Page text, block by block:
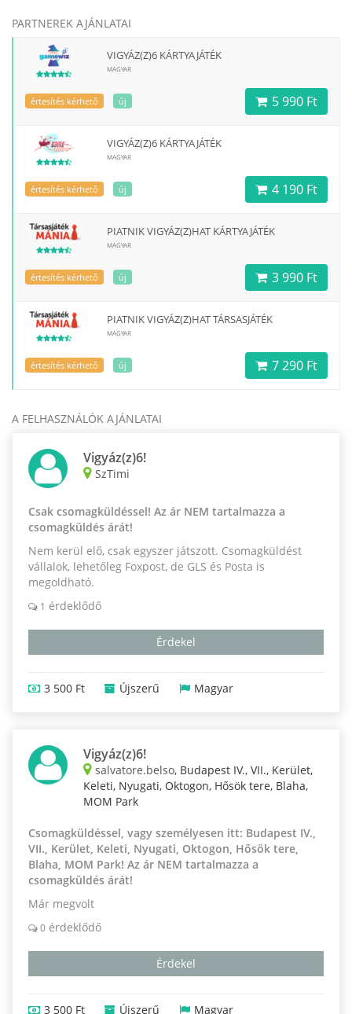
PARTNEREK AJÁNLATAI
VIGYÁZ(Z)6 KÁRTYAJÁTÉK
MAGYAR
értesítés kérhető új 5 990 Ft
VIGYÁZ(Z)6 KÁRTYAJÁTÉK
MAGYAR
értesítés kérhető új 4 190 Ft
PIATNIK VIGYÁZ(Z)HAT KÁRTYAJÁTÉK
MAGYAR
értesítés kérhető új 3 990 Ft
PIATNIK VIGYÁZ(Z)HAT TÁRSASJÁTÉK
MAGYAR
értesítés kérhető új 7 290 Ft
A FELHASZNÁLÓK AJÁNLATAI
Vigyáz(z)6!
SzTimi
Csak csomagküldéssel! Az ár NEM tartalmazza a
csomagküldés árát!
Nem kerül elő, csak egyszer játszott. Csomagküldést
vállalok, lehetőleg Foxpost, de GLS és Posta is
megoldható.
1 érdeklődő
Érdekel
3 500 Ft Újszerű Magyar
Vigyáz(z)6!
salvatore.belso, Budapest IV., VII., Kerület,
Keleti, Nyugati, Oktogon, Hősök tere, Blaha,
MOM Park
Csomagküldéssel, vagy személyesen itt: Budapest IV.,
VII., Kerület, Keleti, Nyugati, Oktogon, Hősök tere,
Blaha, MOM Park! Az ár NEM tartalmazza a
csomagküldés árát!
Már megvolt
0 érdeklődő
Érdekel
3 500 Ft Újszerű Magyar